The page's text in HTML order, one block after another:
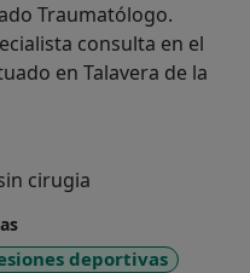
Traumatólogo.
consulta en el
en Talavera de la
cirugia
deportivas